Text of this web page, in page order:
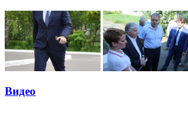
Видео